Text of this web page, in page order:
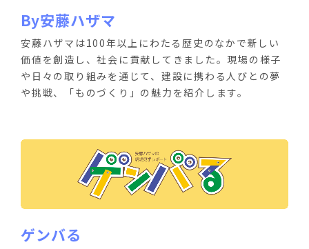
By安藤ハザマ
安藤ハザマは100年以上にわたる歴史のなかで新しい
価値を創造し、社会に貢献してきました。現場の様子
や日々の取り組みを通じて、建設に携わる人びとの夢
や挑戦、「ものづくり」の魅力を紹介します。
ゲンバる